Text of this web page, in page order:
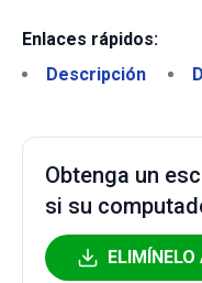
Enlaces rápidos:
Descripción
Obtenga un
si su